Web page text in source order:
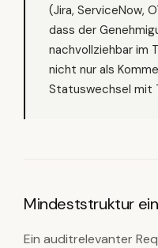
(Jira, ServiceNow,
dass der
nachvollziehbar im
nicht nur als
Statuswechsel mit
Mindeststruktur
Ein auditrelevanter